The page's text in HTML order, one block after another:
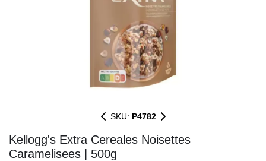
SKU: P4782
Kellogg's Extra Cereales Noisettes
Caramelisees | 500g